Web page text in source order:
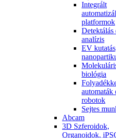
Integrált
platformok
Detektálás
analízis
EV
biológia
automaták
robotok
Sejtes
Abcam
3D Szferoidok,
Organoidok,